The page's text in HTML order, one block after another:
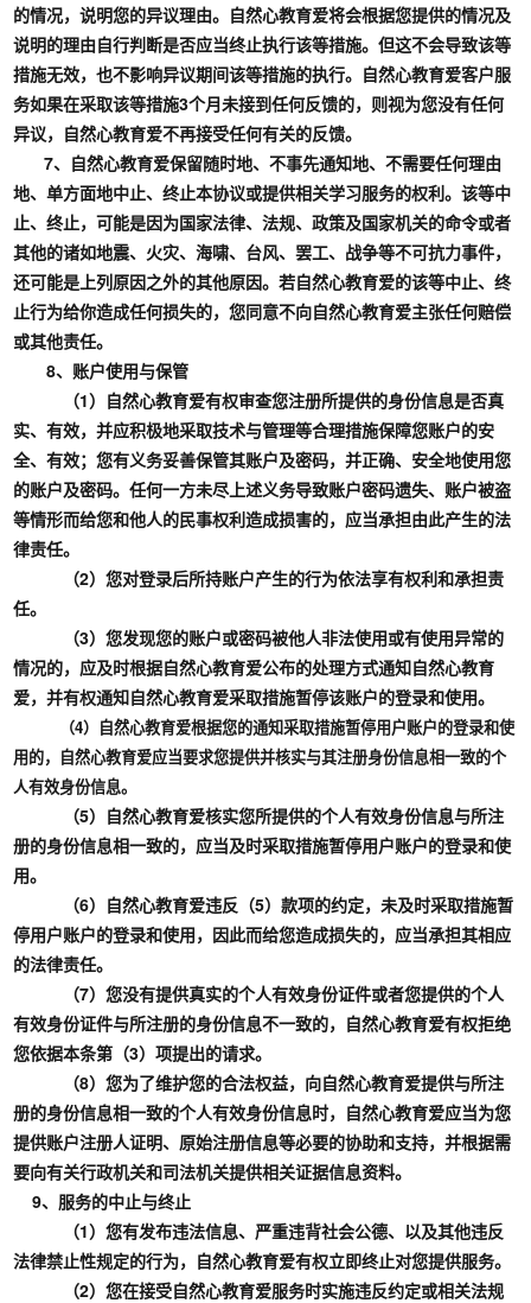
的情况，说明您的异议理由。自然心教育爱将会根据您提供的情况及
说明的理由自行判断是否应当终止执行该等措施。但这不会导致该等
措施无效，也不影响异议期间该等措施的执行。自然心教育爱客户服
务如果在采取该等措施3个月未接到任何反馈的，则视为您没有任何
异议，自然心教育爱不再接受任何有关的反馈。
7、自然心教育爱保留随时地、不事先通知地、不需要任何理由
地、单方面地中止、终止本协议或提供相关学习服务的权利。该等中
止、终止，可能是因为国家法律、法规、政策及国家机关的命令或者
其他的诸如地震、火灾、海啸、台风、罢工、战争等不可抗力事件，
还可能是上列原因之外的其他原因。若自然心教育爱的该等中止、终
止行为给你造成任何损失的，您同意不向自然心教育爱主张任何赔偿
或其他责任。
8、账户使用与保管
（1）自然心教育爱有权审查您注册所提供的身份信息是否真
实、有效，并应积极地采取技术与管理等合理措施保障您账户的安
全、有效；您有义务妥善保管其账户及密码，并正确、安全地使用您
的账户及密码。任何一方未尽上述义务导致账户密码遗失、账户被盗
等情形而给您和他人的民事权利造成损害的，应当承担由此产生的法
律责任。
（2）您对登录后所持账户产生的行为依法享有权利和承担责
任。
（3）您发现您的账户或密码被他人非法使用或有使用异常的
情况的，应及时根据自然心教育爱公布的处理方式通知自然心教育
爱，并有权通知自然心教育爱采取措施暂停该账户的登录和使用。
（4）自然心教育爱根据您的通知采取措施暂停用户账户的登录和使
用的，自然心教育爱应当要求您提供并核实与其注册身份信息相一致的个
人有效身份信息。
（5）自然心教育爱核实您所提供的个人有效身份信息与所注
册的身份信息相一致的，应当及时采取措施暂停用户账户的登录和使
用。
（6）自然心教育爱违反（5）款项的约定，未及时采取措施暂
停用户账户的登录和使用，因此而给您造成损失的，应当承担其相应
的法律责任。
（7）您没有提供真实的个人有效身份证件或者您提供的个人
有效身份证件与所注册的身份信息不一致的，自然心教育爱有权拒绝
您依据本条第（3）项提出的请求。
（8）您为了维护您的合法权益，向自然心教育爱提供与所注
册的身份信息相一致的个人有效身份信息时，自然心教育爱应当为您
提供账户注册人证明、原始注册信息等必要的协助和支持，并根据需
要向有关行政机关和司法机关提供相关证据信息资料。
9、服务的中止与终止
（1）您有发布违法信息、严重违背社会公德、以及其他违反
法律禁止性规定的行为，自然心教育爱有权立即终止对您提供服务。
（2）您在接受自然心教育爱服务时实施违反约定或相关法规